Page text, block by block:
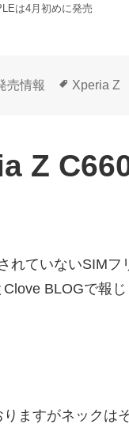
は4月初めに発売
売情報
タ
Xperia Z
Z
れていないSIM
BLOGで報じ
ますがネックは